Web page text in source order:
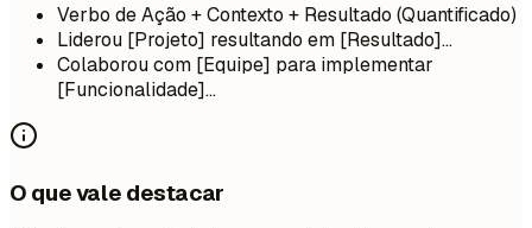
Verbo de Ação + Contexto + Resultado (Quantificado)
Liderou [Projeto] resultando em [Resultado]...
Colaborou com [Equipe] para implementar
[Funcionalidade]...
O que vale destacar